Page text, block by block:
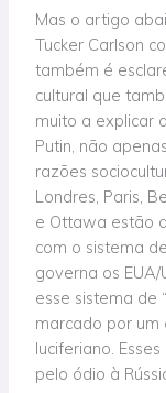
Mas o artigo
Tucker Carlson
também é
cultural que
muito a explicar
Putin, não
razões
Londres, Paris,
e Ottawa estão
com o sistema
governa os
esse sistema de
marcado por um
luciferiano.
pelo ódio à